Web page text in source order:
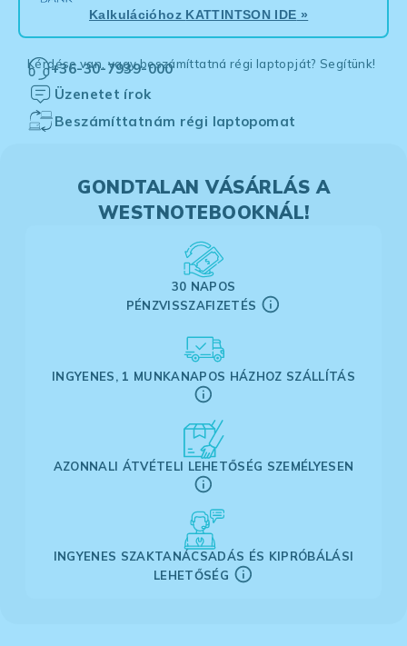
Kalkulációhoz KATTINTSON IDE »
Kérdése van, vagy beszámíttatná régi laptopját? Segítünk!
+36-30-7939-000
Üzenetet írok
Beszámíttatnám régi laptopomat
GONDTALAN VÁSÁRLÁS A
WESTNOTEBOOKNÁL!
30 NAPOS
PÉNZVISSZAFIZETÉS
INGYENES, 1 MUNKANAPOS HÁZHOZ SZÁLLÍTÁS
AZONNALI ÁTVÉTELI LEHETŐSÉG SZEMÉLYESEN
INGYENES SZAKTANÁCSADÁS ÉS KIPRÓBÁLÁSI
LEHETŐSÉG